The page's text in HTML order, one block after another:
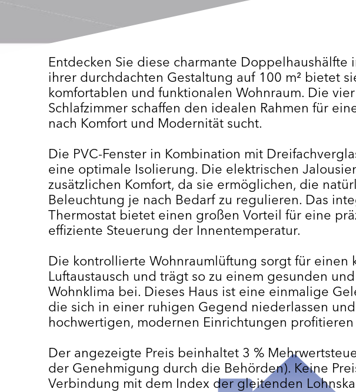
Entdecken Sie diese charmante Doppelhaushälfte
ihrer durchdachten Gestaltung auf 100 m² bietet
komfortablen und funktionalen Wohnraum. Die
Schlafzimmer schaffen den idealen Rahmen für
nach Komfort und Modernität sucht.
Die PVC-Fenster in Kombination mit
eine optimale Isolierung. Die elektrischen
zusätzlichen Komfort, da sie ermöglichen, die
Beleuchtung je nach Bedarf zu regulieren. Das
Thermostat bietet einen großen Vorteil für eine
effiziente Steuerung der Innentemperatur.
Die kontrollierte Wohnraumlüftung sorgt für einen
Luftaustausch und trägt so zu einem gesunden
Wohnklima bei. Dieses Haus ist eine einmalige
die sich in einer ruhigen Gegend niederlassen
hochwertigen, modernen Einrichtungen
Der angezeigte Preis beinhaltet 3 %
der Genehmigung durch die Behörden). Keine
Verbindung mit dem Index der gleitenden